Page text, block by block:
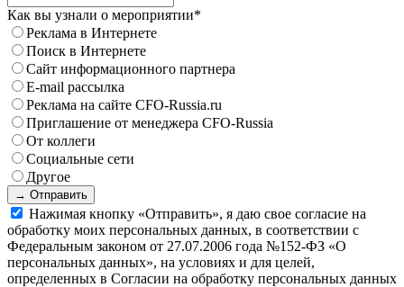
Как вы узнали о мероприятии*
Реклама в Интернете
Поиск в Интернете
Сайт информационного партнера
E-mail рассылка
Реклама на сайте CFO-Russia.ru
Приглашение от менеджера CFO-Russia
От коллеги
Социальные сети
Другое
→ Отправить
Нажимая кнопку «Отправить», я даю свое согласие на
обработку моих персональных данных, в соответствии с
Федеральным законом от 27.07.2006 года №152-ФЗ «О
персональных данных», на условиях и для целей,
определенных в Согласии на обработку персональных данных